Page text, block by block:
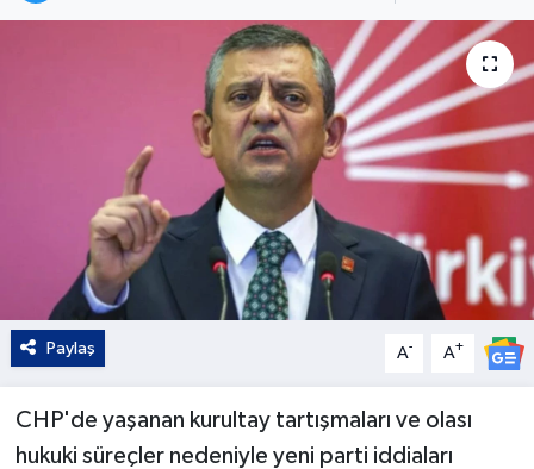
Paylaş A- A+
CHP'de yaşanan kurultay tartışmaları ve olası
hukuki süreçler nedeniyle yeni parti iddiaları